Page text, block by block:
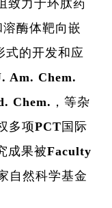
致力于环肽药
酶体靶向嵌
式的开发和应
Am. Chem.
Chem.，等杂
多项PCT国际
成果被Faculty
自然科学基金